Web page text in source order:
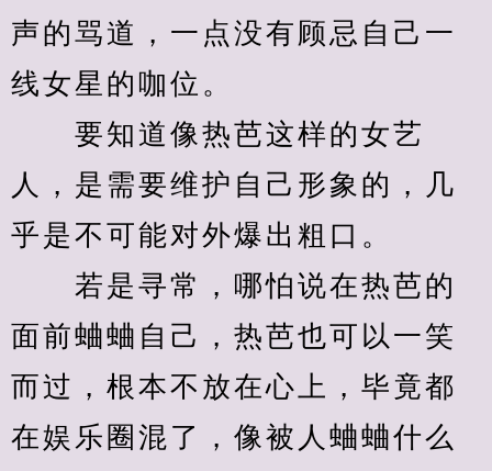
声的骂道，一点没有顾忌自己一
线女星的咖位。
要知道像热芭这样的女艺
人，是需要维护自己形象的，几
乎是不可能对外爆出粗口。
若是寻常，哪怕说在热芭的
面前蛐蛐自己，热芭也可以一笑
而过，根本不放在心上，毕竟都
在娱乐圈混了，像被人蛐蛐什么